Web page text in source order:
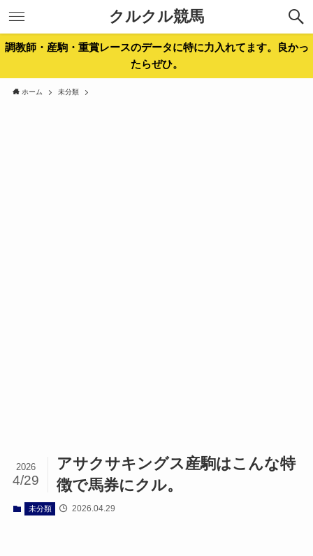
クルクル競馬
調教師・産駒・重賞レースのデータに特に力入れてます。良かっ
たらぜひ。
ホーム 未分類
アサクサキングス産駒はこんな特
徴で馬券にクル。
2026
4/29
未分類 2026.04.29